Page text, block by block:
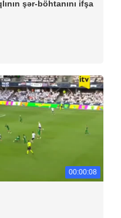
şər-böhtanını ifşa
00:00:08